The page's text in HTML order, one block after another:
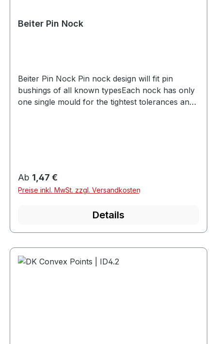
Beiter Pin Nock
Beiter Pin Nock Pin nock design will fit pin
bushings of all known typesEach nock has only
one single mould for the tightest tolerances and
Groove Size1Grain Weight4.3
grainsProfileAsymmetricMaterialPlastic
Regulärer Preis:
Ab 1,47 €
Preise inkl. MwSt. zzgl. Versandkosten
Details